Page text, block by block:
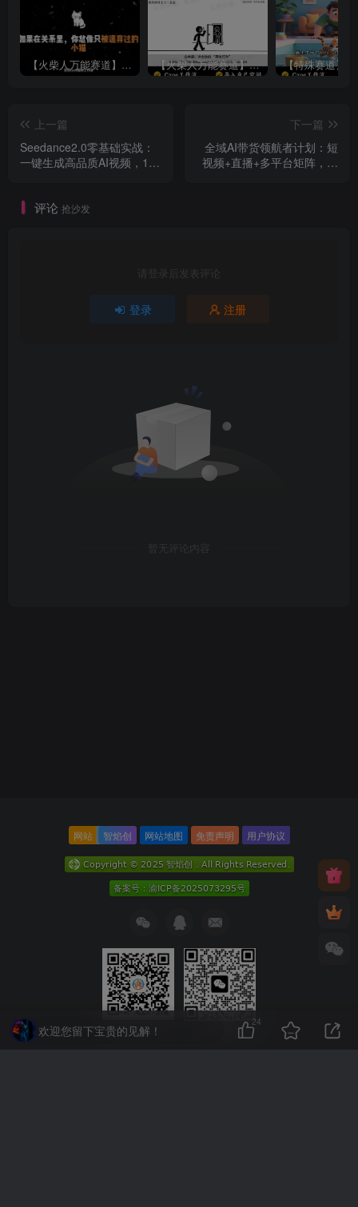
【火柴人万能赛道】火柴人心理学插画讲解视频丨扣子工作流智能体搭建coze工作流 【火柴人万能赛道】火柴人心理学智能文案视频丨扣子工作流智能体搭建coze工作流
上一篇
Seedance2.0零基础实战：
一键生成高品质AI视频，10
下一篇
全域AI带货领航者计划：短
视频+直播+多平台矩阵，三
评论 抢沙发
请登录后发表评论
登录 注册
暂无评论内容
网站 智焰创 网站地图 免责声明 用户协议
关注公众号 扫码加微信
欢迎您留下宝贵的见解！
24